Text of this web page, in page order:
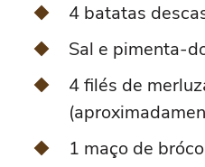
4 batatas
Sal e pimenta-
4 filés de
1 maço de